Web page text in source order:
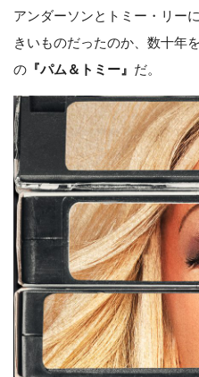
アンダーソンとトミー・リー
きいものだったのか、数十年
の 『パム＆トミー』 だ。